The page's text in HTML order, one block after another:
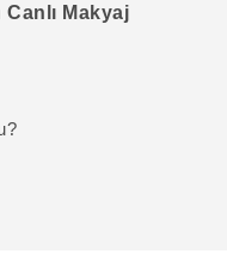
Canlı Makyaj